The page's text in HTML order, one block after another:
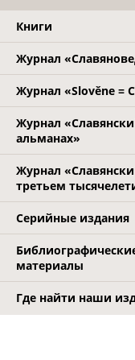
Книги
Журнал
Журнал «Slověne =
Журнал
альманах»
Журнал
третьем
Серийные издания
материалы
Где найти наши